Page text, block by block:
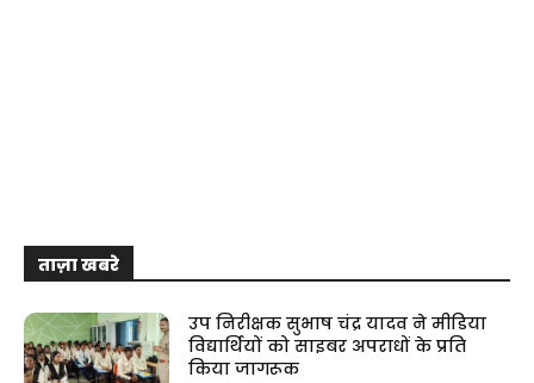
ताज़ा खबरे
उप निरीक्षक सुभाष चंद्र यादव ने मीडिया
विद्यार्थियों को साइबर अपराधों के प्रति
किया जागरूक